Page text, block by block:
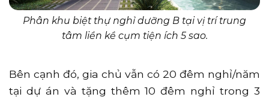
Phân khu biệt thự nghỉ dưỡng B tại vị trí trung
tâm liền kề cụm tiện ích 5 sao.
Bên cạnh đó, gia chủ vẫn có 20 đêm nghỉ/năm
tại dự án và tặng thêm 10 đêm nghỉ trong 3